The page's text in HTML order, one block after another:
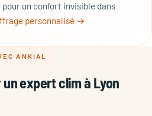
pour un confort invisible dans
personnalisé →
ANKIAL
expert clim à Lyon